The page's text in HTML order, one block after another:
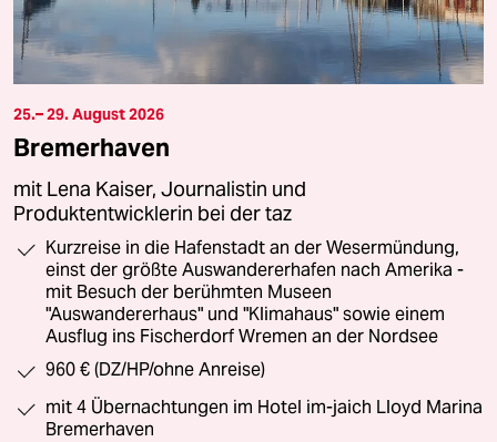
25.– 29. August 2026
Bremerhaven
mit Lena Kaiser, Journalistin und
Produktentwicklerin bei der taz
Kurzreise in die Hafenstadt an der Wesermündung,
einst der größte Auswandererhafen nach Amerika -
mit Besuch der berühmten Museen
"Auswandererhaus" und "Klimahaus" sowie einem
Ausflug ins Fischerdorf Wremen an der Nordsee
960 € (DZ/HP/ohne Anreise)
mit 4 Übernachtungen im Hotel im-jaich Lloyd Marina
Bremerhaven